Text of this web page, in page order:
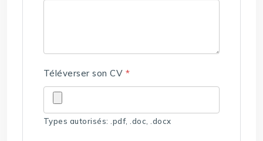
Téléverser son CV *
Types autorisés: .pdf, .doc, .docx